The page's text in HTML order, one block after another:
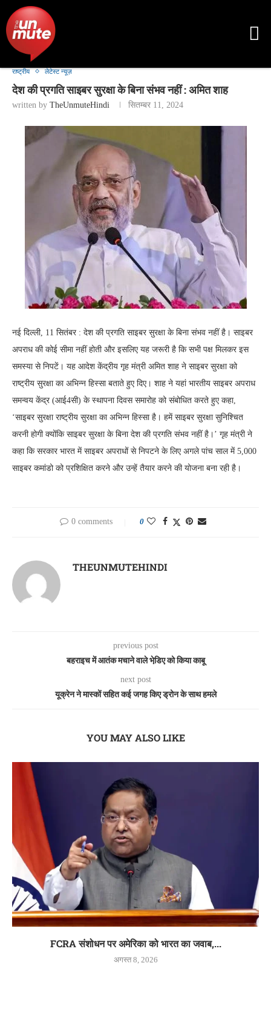
राष्ट्रीय लेटेस्ट न्यूज़
देश की प्रगति साइबर सुरक्षा के बिना संभव नहीं : अमित शाह
written by TheUnmuteHindi सितम्बर 11, 2024
नई दिल्ली, 11 सितंबर : देश की प्रगति साइबर सुरक्षा के बिना संभव नहीं है। साइबर
अपराध की कोई सीमा नहीं होती और इसलिए यह जरूरी है कि सभी पक्ष मिलकर इस
समस्या से निपटें। यह आदेश केंद्रीय गृह मंत्री अमित शाह ने साइबर सुरक्षा को
राष्ट्रीय सुरक्षा का अभिन्न हिस्सा बताते हुए दिए। शाह ने यहां भारतीय साइबर अपराध
समन्वय केंद्र (आई4सी) के स्थापना दिवस समारोह को संबोधित करते हुए कहा,
‘साइबर सुरक्षा राष्ट्रीय सुरक्षा का अभिन्न हिस्सा है। हमें साइबर सुरक्षा सुनिश्चित
करनी होगी क्योंकि साइबर सुरक्षा के बिना देश की प्रगति संभव नहीं है।’ गृह मंत्री ने
कहा कि सरकार भारत में साइबर अपराधों से निपटने के लिए अगले पांच साल में 5,000
साइबर कमांडो को प्रशिक्षित करने और उन्हें तैयार करने की योजना बना रही है।
0 comments 0
THEUNMUTEHINDI
previous post
बहराइच में आतंक मचाने वाले भेडि़ए को किया काबू
next post
यूक्रेन ने मास्कों सहित कई जगह किए ड्रोन के साथ हमले
YOU MAY ALSO LIKE
FCRA संशोधन पर अमेरिका को भारत का जवाब,...
अगस्त 8, 2026